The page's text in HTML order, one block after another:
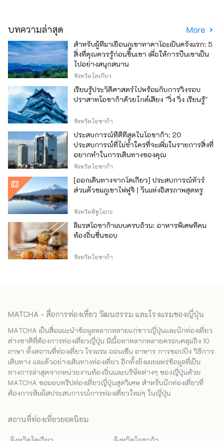
บทความล่าสุด More
สำหรับผู้ที่มาเยือนภูเขาทาคาโอะเป็นครั้งแรก: 5
สิ่งที่คุณควรรู้ก่อนขึ้นเขา เพื่อให้การปีนเขาเป็น
ไปอย่างสนุกสนาน
จังหวัดโตเกียว
เรียนรู้ประวัติศาสตร์ไปพร้อมกับการวิ่งรอบ
ปราสาทโอซาก้าด้วยไกด์เสียง "วิ่ง วิ่ง เรียนรู้"
จังหวัดโอซาก้า
ประสบการณ์ที่ดีที่สุดในโอซาก้า: 20
ประสบการณ์ที่ไม่ซ้ำใครที่จะเพิ่มในรายการสิ่งที่
อยากทำในการเดินทางของคุณ
จังหวัดโอซาก้า
[ออกเดินทางจากโตเกียว] ประสบการณ์ทัวร์
ส่วนตัวชมภูเขาไฟฟูจิ | วันแห่งอิสรภาพสุดหรู
จังหวัดชิซูโอกะ
ลิ้มรสโอซาก้าแบบครบถ้วน: อาหารพิเศษที่คน
ท้องถิ่นชื่นชอบ
จังหวัดโอซาก้า
MATCHA - สื่อการท่องเที่ยว วัฒนธรรม และโรงแรมของญี่ปุ่น
MATCHA เป็นสื่อแนะนำข้อมูลหลากหลายแก่ชาวญี่ปุ่นและนักท่องเที่ยว
ต่างชาติที่ต้องการท่องเที่ยวญี่ปุ่น มีเนื้อหาหลากหลายครอบคลุมถึง 10
ภาษา ทั้งสถานที่ท่องเที่ยว โรงแรม ออนเซ็น อาหาร การชอปปิง วิธีการ
เดินทาง และตัวอย่างเส้นทางท่องเที่ยว อีกทั้งยังเผยแพร่ข้อมูลที่เป็น
ทางการล่าสุดจากหน่วยงานท้องถิ่นและบริษัทต่างๆ ของญี่ปุ่นด้วย
MATCHA ขอมอบทริปท่องเที่ยวญี่ปุ่นสุดวิเศษ สำหรับนักท่องเที่ยวที่
ต้องการสัมผัสประสบการณ์การท่องเที่ยวใหม่ๆ ในญี่ปุ่น
สถานที่ท่องเที่ยวยอดนิยม